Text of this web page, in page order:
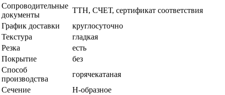
Сопроводительные
документы
ТТН, СЧЕТ, сертификат соответствия
График доставки
круглосуточно
Текстура
гладкая
Резка
есть
Покрытие
без
Способ
производства
горячекатаная
Сечение
Н-образное